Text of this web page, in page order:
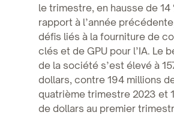
le trimestre, en hausse de 14
rapport à l’année
défis liés à la fourniture de
clés et de GPU pour l’IA. Le
de la société s’est élevé à
dollars, contre 194 millions
quatrième trimestre 2023 et
de dollars au premier